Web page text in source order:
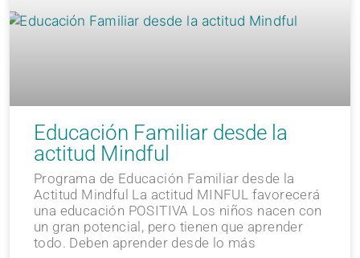
Educación Familiar desde la
actitud Mindful
Programa de Educación Familiar desde la
Actitud Mindful La actitud MINFUL favorecerá
una educación POSITIVA Los niños nacen con
un gran potencial, pero tienen que aprender
todo. Deben aprender desde lo más